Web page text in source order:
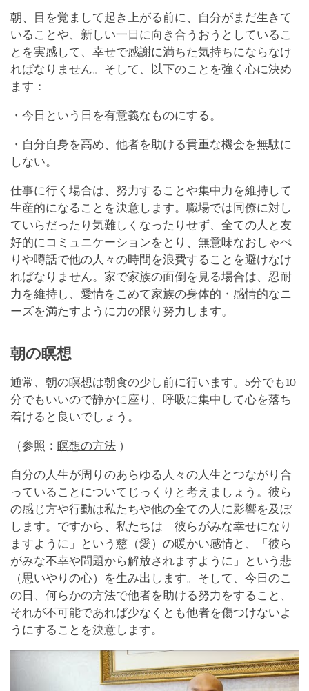
朝、目を覚まして起き上がる前に、自分がまだ生きて
いることや、新しい一日に向き合うおうとしているこ
とを実感して、幸せで感謝に満ちた気持ちにならなけ
ればなりません。そして、以下のことを強く心に決め
ます：
・今日という日を有意義なものにする。
・自分自身を高め、他者を助ける貴重な機会を無駄に
しない。
仕事に行く場合は、努力することや集中力を維持して
生産的になることを決意します。職場では同僚に対し
ていらだったり気難しくなったりせず、全ての人と友
好的にコミュニケーションをとり、無意味なおしゃべ
りや噂話で他の人々の時間を浪費することを避けなけ
ればなりません。家で家族の面倒を見る場合は、忍耐
力を維持し、愛情をこめて家族の身体的・感情的なニ
ーズを満たすように力の限り努力します。
朝の瞑想
通常、朝の瞑想は朝食の少し前に行います。5分でも10
分でもいいので静かに座り、呼吸に集中して心を落ち
着けると良いでしょう。
（参照： 瞑想の方法 ）
自分の人生が周りのあらゆる人々の人生とつながり合
っていることについてじっくりと考えましょう。彼ら
の感じ方や行動は私たちや他の全ての人に影響を及ぼ
します。ですから、私たちは「彼らがみな幸せになり
ますように」という慈（愛）の暖かい感情と、「彼ら
がみな不幸や問題から解放されますように」という悲
（思いやりの心）を生み出します。そして、今日のこ
の日、何らかの方法で他者を助ける努力をすること、
それが不可能であれば少なくとも他者を傷つけないよ
うにすることを決意します。